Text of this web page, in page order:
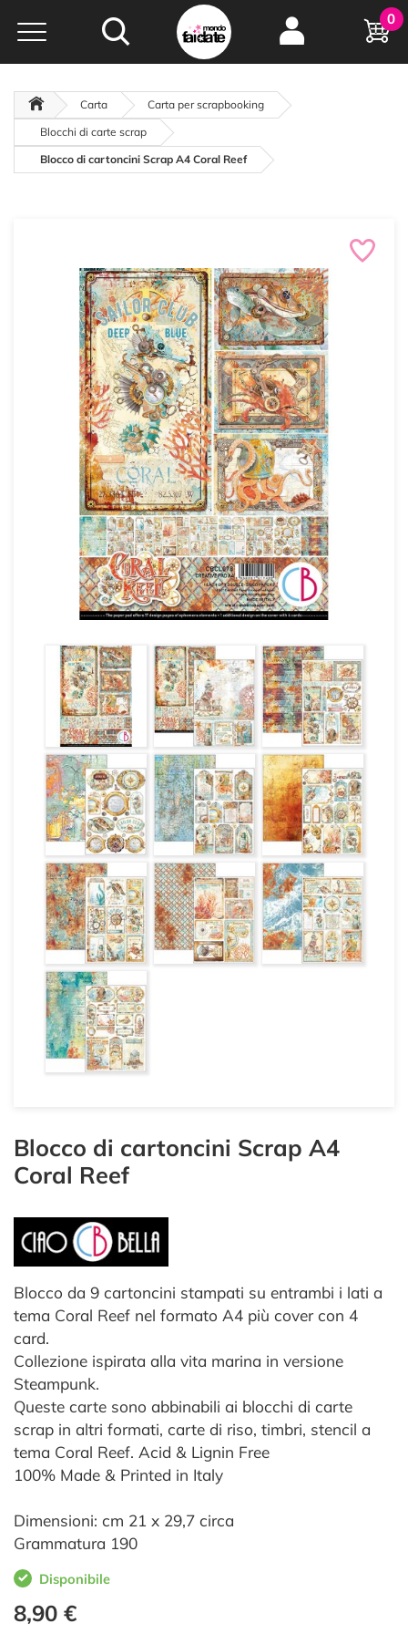
Hobby e
creatività...
oltre 15 anni online
0
Carta
Carta per scrapbooking
Blocchi di carte scrap
Blocco di cartoncini Scrap A4 Coral Reef
Blocco di cartoncini Scrap A4
Coral Reef
Blocco da 9 cartoncini stampati su entrambi i lati a
tema Coral Reef nel formato A4 più cover con 4
card.
Collezione ispirata alla vita marina in versione
Steampunk.
Queste carte sono abbinabili ai blocchi di carte
scrap in altri formati, carte di riso, timbri, stencil a
tema Coral Reef. Acid & Lignin Free
100% Made & Printed in Italy
Dimensioni: cm 21 x 29,7 circa
Grammatura 190
Disponibile
8,90 €